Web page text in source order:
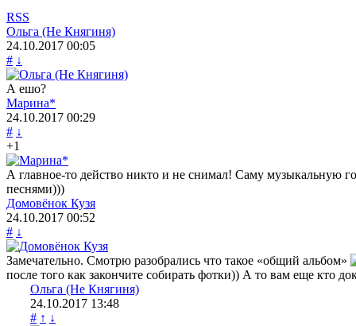
RSS
Ольга (Не Княгиня)
24.10.2017 00:05
# ↓
А ешо?
Марина*
24.10.2017 00:29
# ↓
+1
А главное-то действо никто и не снимал! Саму музыкальную
песнями)))
Домовёнок Кузя
24.10.2017 00:52
# ↓
Замечательно. Смотрю разобрались что такое «общий альбом»
после того как закончите собирать фотки)) А то вам еще кто
Ольга (Не Княгиня)
24.10.2017 13:48
# ↑ ↓